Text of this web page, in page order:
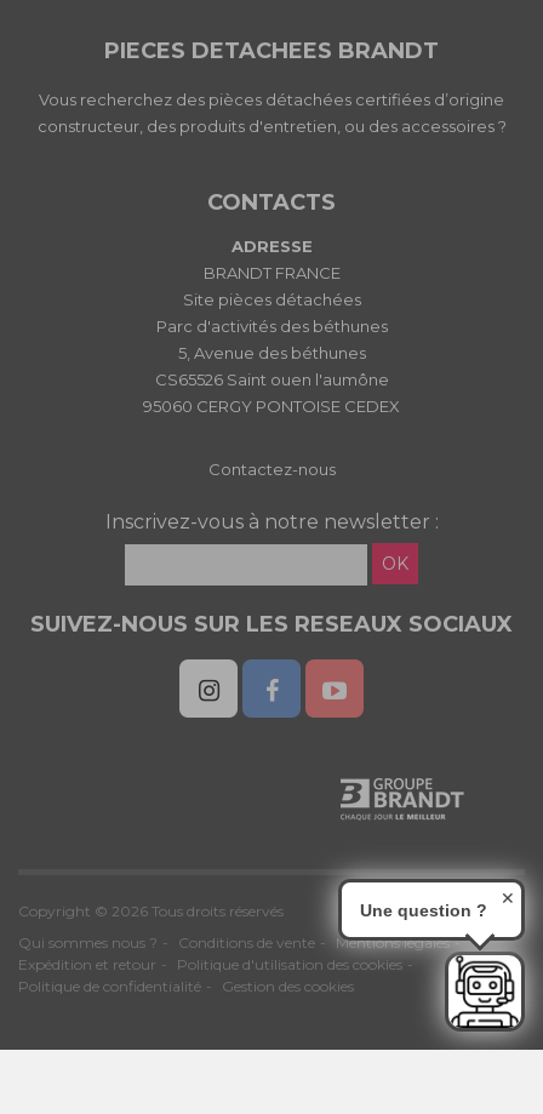
PIECES DETACHEES BRANDT
Vous recherchez des pièces détachées certifiées d’origine
constructeur, des produits d'entretien, ou des accessoires ?
CONTACTS
ADRESSE
BRANDT FRANCE
Site pièces détachées
Parc d'activités des béthunes
5, Avenue des béthunes
CS65526 Saint ouen l'aumône
95060 CERGY PONTOISE CEDEX
Contactez-nous
Inscrivez-vous à notre newsletter :
OK
SUIVEZ-NOUS SUR LES RESEAUX SOCIAUX
Copyright © 2026 Tous droits réservés
Qui sommes nous ?
Conditions de vente
Mentions légales
Expédition et retour
Politique d'utilisation des cookies
Politique de confidentialité
Gestion des cookies
Une question ?
✕